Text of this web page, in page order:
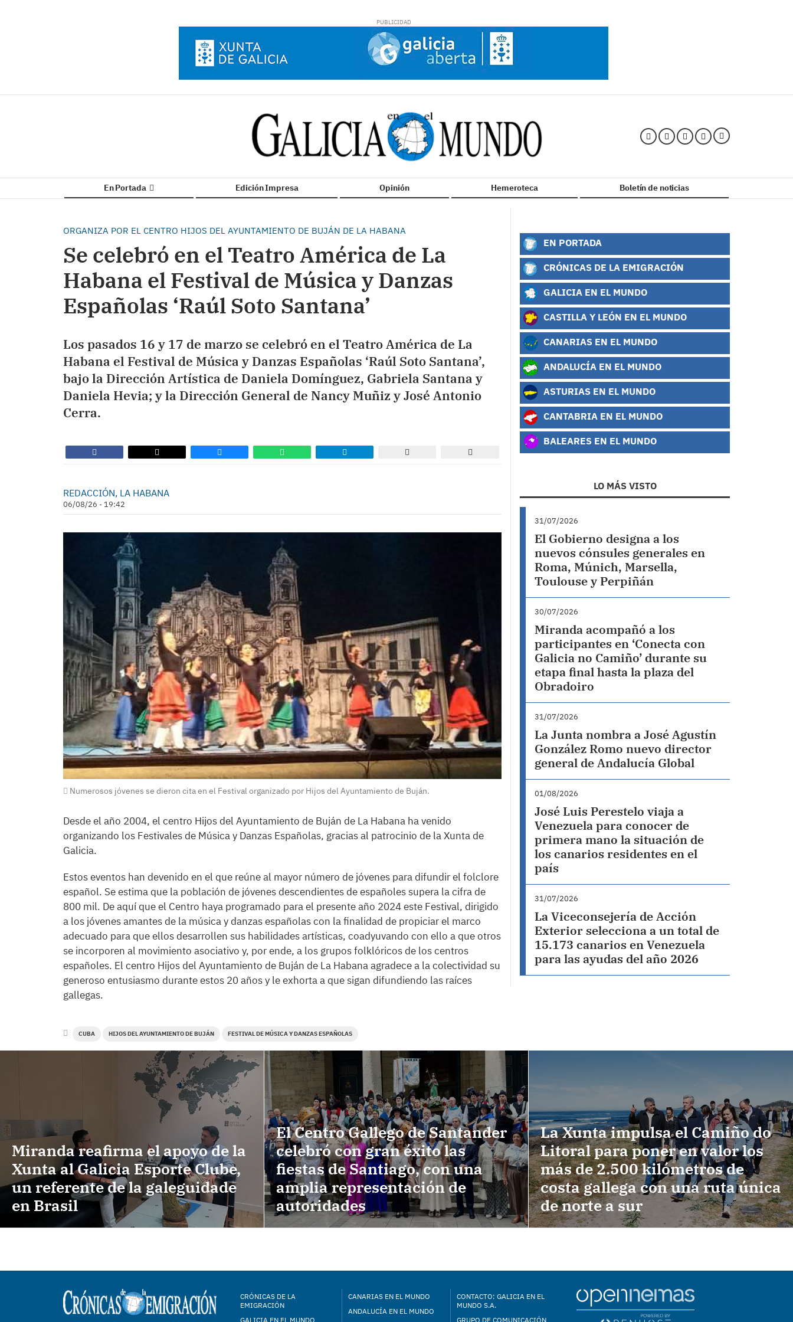
En Portada Edición Impresa Opinión Hemeroteca Boletín de noticias
ORGANIZA POR EL CENTRO HIJOS DEL AYUNTAMIENTO DE BUJÁN DE LA HABANA
Se celebró en el Teatro América de La
Habana el Festival de Música y Danzas
Españolas ‘Raúl Soto Santana’
Los pasados 16 y 17 de marzo se celebró en el Teatro América de La
Habana el Festival de Música y Danzas Españolas ‘Raúl Soto Santana’,
bajo la Dirección Artística de Daniela Domínguez, Gabriela Santana y
Daniela Hevia; y la Dirección General de Nancy Muñiz y José Antonio
Cerra.
REDACCIÓN, LA HABANA
06/08/26 - 19:42
Numerosos jóvenes se dieron cita en el Festival organizado por Hijos del Ayuntamiento de Buján.
Desde el año 2004, el centro Hijos del Ayuntamiento de Buján de La Habana ha venido
organizando los Festivales de Música y Danzas Españolas, gracias al patrocinio de la Xunta de
Galicia.
Estos eventos han devenido en el que reúne al mayor número de jóvenes para difundir el folclore
español. Se estima que la población de jóvenes descendientes de españoles supera la cifra de
800 mil. De aquí que el Centro haya programado para el presente año 2024 este Festival, dirigido
a los jóvenes amantes de la música y danzas españolas con la finalidad de propiciar el marco
adecuado para que ellos desarrollen sus habilidades artísticas, coadyuvando con ello a que otros
se incorporen al movimiento asociativo y, por ende, a los grupos folklóricos de los centros
españoles. El centro Hijos del Ayuntamiento de Buján de La Habana agradece a la colectividad su
generoso entusiasmo durante estos 20 años y le exhorta a que sigan difundiendo las raíces
gallegas.
CUBA HIJOS DEL AYUNTAMIENTO DE BUJÁN FESTIVAL DE MÚSICA Y DANZAS ESPAÑOLAS
EN PORTADA
CRÓNICAS DE LA EMIGRACIÓN
GALICIA EN EL MUNDO
CASTILLA Y LEÓN EN EL MUNDO
CANARIAS EN EL MUNDO
ANDALUCÍA EN EL MUNDO
ASTURIAS EN EL MUNDO
CANTABRIA EN EL MUNDO
BALEARES EN EL MUNDO
LO MÁS VISTO
31/07/2026
El Gobierno designa a los
nuevos cónsules generales en
Roma, Múnich, Marsella,
Toulouse y Perpiñán
30/07/2026
Miranda acompañó a los
participantes en ‘Conecta con
Galicia no Camiño’ durante su
etapa final hasta la plaza del
Obradoiro
31/07/2026
La Junta nombra a José Agustín
González Romo nuevo director
general de Andalucía Global
01/08/2026
José Luis Perestelo viaja a
Venezuela para conocer de
primera mano la situación de
los canarios residentes en el
país
31/07/2026
La Viceconsejería de Acción
Exterior selecciona a un total de
15.173 canarios en Venezuela
para las ayudas del año 2026
Miranda reafirma el apoyo de la
Xunta al Galicia Esporte Clube,
un referente de la galeguidade
en Brasil
El Centro Gallego de Santander
celebró con gran éxito las
fiestas de Santiago, con una
amplia representación de
autoridades
La Xunta impulsa el Camiño do
Litoral para poner en valor los
más de 2.500 kilómetros de
costa gallega con una ruta única
de norte a sur
CRÓNICAS DE LA
EMIGRACIÓN
GALICIA EN EL MUNDO
CANARIAS EN EL MUNDO
ANDALUCÍA EN EL MUNDO
CONTACTO: GALICIA EN EL
MUNDO S.A.
GRUPO DE COMUNICACIÓN